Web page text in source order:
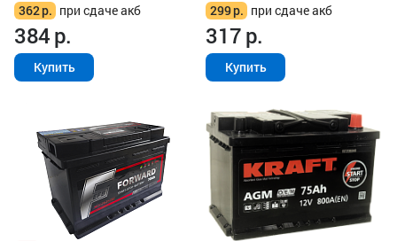
362р. при сдаче акб
384р.
Купить
299р. при сдаче акб
317р.
Купить